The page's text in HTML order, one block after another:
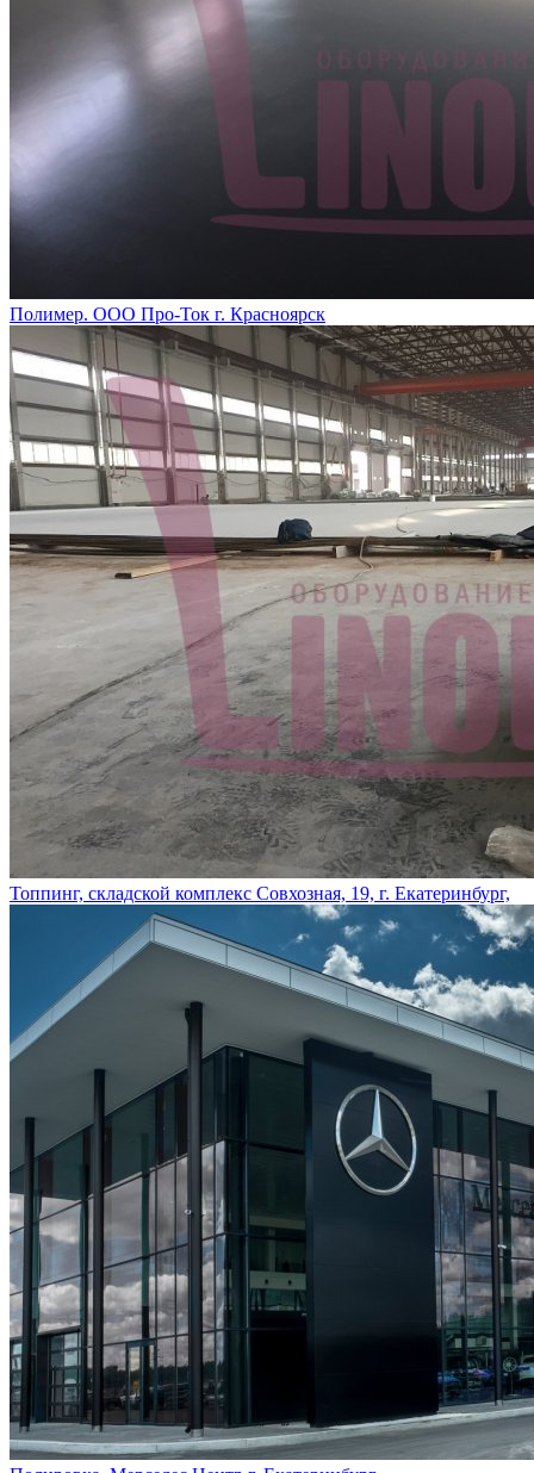
Полимер. ООО Про-Ток г. Красноярск
Топпинг, складской комплекс Совхозная, 19, г. Екатеринбург,